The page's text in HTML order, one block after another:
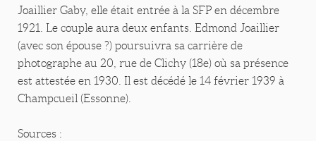
Joaillier Gaby, elle était entrée à la SFP en décembre
1921. Le couple aura deux enfants. Edmond Joaillier
(avec son épouse ?) poursuivra sa carrière de
photographe au 20, rue de Clichy (18e) où sa présence
est attestée en 1930. Il est décédé le 14 février 1939 à
Champcueil (Essonne).
Sources :